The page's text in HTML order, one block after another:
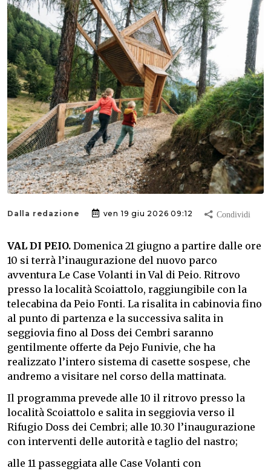
Dalla redazione ven 19 giu 2026 09:12
VAL DI PEIO. Domenica 21 giugno a partire dalle ore
10 si terrà l’inaugurazione del nuovo parco
avventura Le Case Volanti in Val di Peio. Ritrovo
presso la località Scoiattolo, raggiungibile con la
telecabina da Peio Fonti. La risalita in cabinovia fino
al punto di partenza e la successiva salita in
seggiovia fino al Doss dei Cembri saranno
gentilmente offerte da Pejo Funivie, che ha
realizzato l’intero sistema di casette sospese, che
andremo a visitare nel corso della mattinata.
Il programma prevede alle 10 il ritrovo presso la
località Scoiattolo e salita in seggiovia verso il
Rifugio Doss dei Cembri; alle 10.30 l’inaugurazione
con interventi delle autorità e taglio del nastro;
alle 11 passeggiata alle Case Volanti con